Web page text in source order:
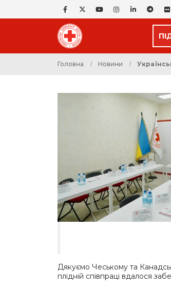
Головна Новини
Дякуємо Чеському та
плідній співпраці вдалося